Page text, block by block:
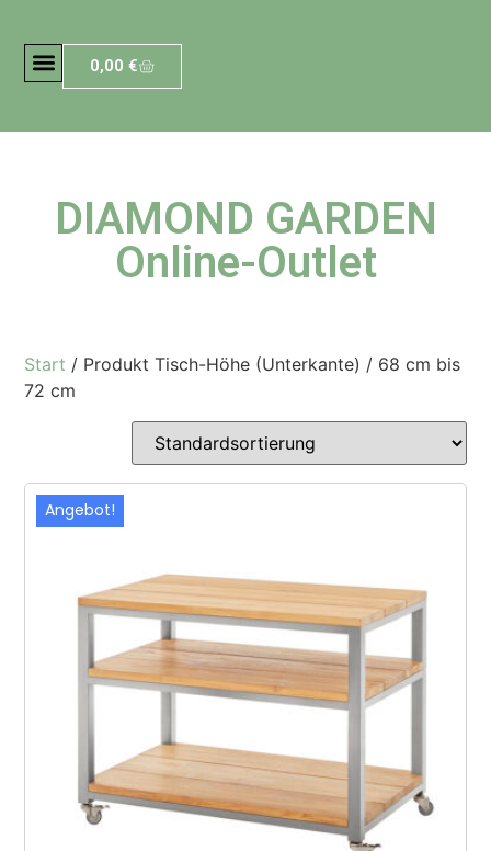
0,00€
DIAMOND GARDEN
Online-Outlet
Start / Produkt Tisch-Höhe (Unterkante) / 68 cm bis
72 cm
Angebot!